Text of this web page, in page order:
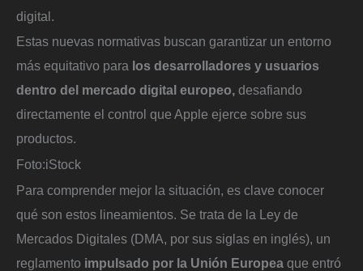
digital.
Estas nuevas normativas buscan garantizar un entorno
más equitativo para los desarrolladores y usuarios
dentro del mercado digital europeo, desafiando
directamente el control que Apple ejerce sobre sus
productos.
Foto:iStock
Para comprender mejor la situación, es clave conocer
qué son estos lineamientos. Se trata de la Ley de
Mercados Digitales (DMA, por sus siglas en inglés), un
reglamento impulsado por la Unión Europea que entró